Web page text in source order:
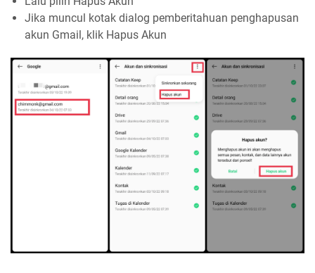
Jika muncul kotak dialog pemberitahuan penghapusan
akun Gmail, klik Hapus Akun